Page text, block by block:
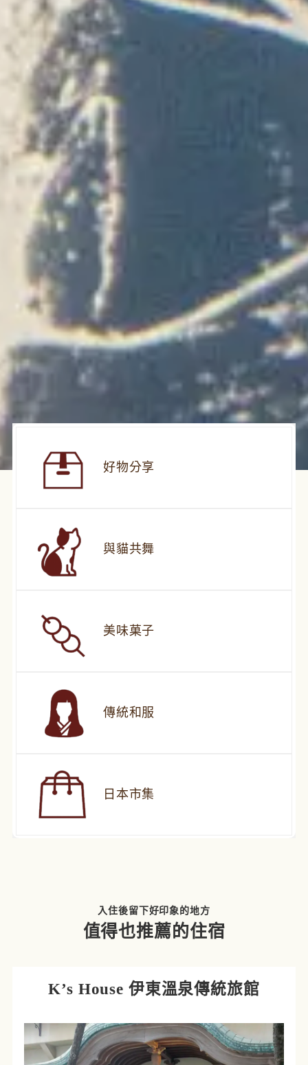
好物分享
與貓共舞
美味菓子
傳統和服
日本市集
入住後留下好印象的地方
值得也推薦的住宿
K’s House 伊東溫泉傳統旅館